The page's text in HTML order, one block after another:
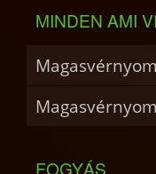
MINDEN AMI
FOGYÁS